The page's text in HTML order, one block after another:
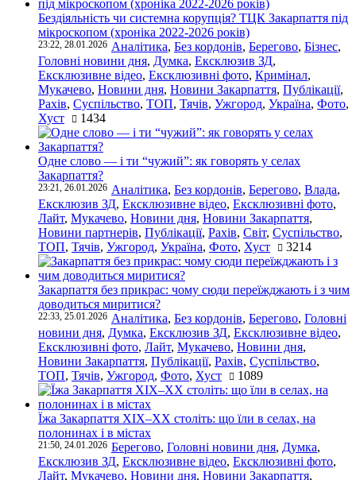
Бездіяльність чи системна корупція? ТЦК Закарпаття під
мікроскопом (хроніка 2022-2026 років)
23:22, 28.01.2026 Аналітика, Без кордонів, Берегово, Бізнес,
Головні новини дня, Думка, Ексклюзив ЗД,
Ексклюзивне відео, Ексклюзивні фото, Кримінал,
Мукачево, Новини дня, Новини Закарпаття, Публікації,
Рахів, Суспільство, ТОП, Тячів, Ужгород, Україна, Фото,
Хуст
1434
Одне слово — і ти “чужий”: як говорять у селах
Закарпаття?
23:21, 26.01.2026 Аналітика, Без кордонів, Берегово, Влада,
Ексклюзив ЗД, Ексклюзивне відео, Ексклюзивні фото,
Лайт, Мукачево, Новини дня, Новини Закарпаття,
Новини партнерів, Публікації, Рахів, Світ, Суспільство,
ТОП, Тячів, Ужгород, Україна, Фото, Хуст 3214
Закарпаття без прикрас: чому сюди переїжджають і з чим
доводиться миритися?
22:33, 25.01.2026 Аналітика, Без кордонів, Берегово, Головні
новини дня, Думка, Ексклюзив ЗД, Ексклюзивне відео,
Ексклюзивні фото, Лайт, Мукачево, Новини дня,
Новини Закарпаття, Публікації, Рахів, Суспільство,
ТОП, Тячів, Ужгород, Фото, Хуст 1089
Їжа Закарпаття ХІХ–ХХ століть: що їли в селах, на
полонинах і в містах
21:50, 24.01.2026 Берегово, Головні новини дня, Думка,
Ексклюзив ЗД, Ексклюзивне відео, Ексклюзивні фото,
Лайт, Мукачево, Новини дня, Новини Закарпаття,